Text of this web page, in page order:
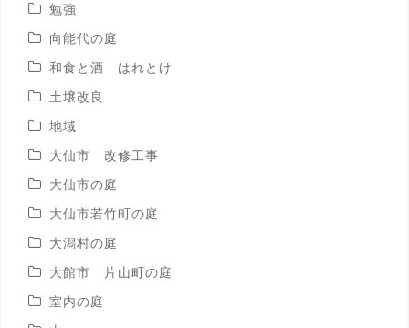
勉強
向能代の庭
和食と酒 はれとけ
土壌改良
地域
大仙市 改修工事
大仙市の庭
大仙市若竹町の庭
大潟村の庭
大館市 片山町の庭
室内の庭